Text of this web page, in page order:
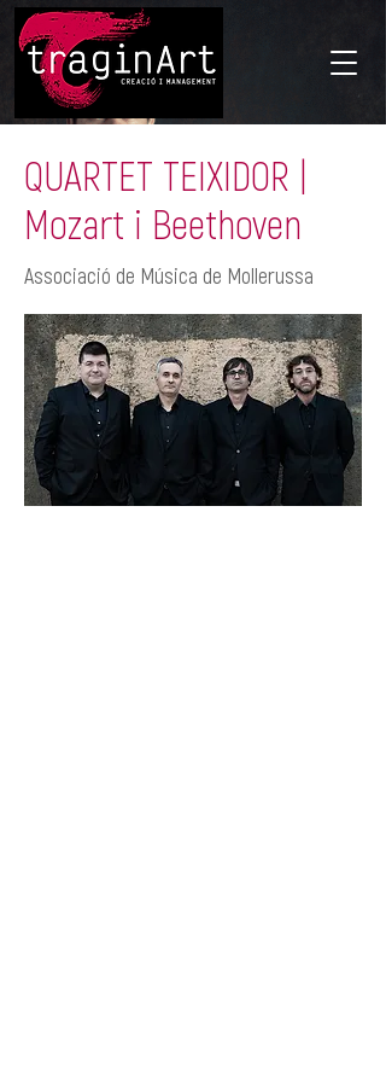
QUARTET TEIXIDOR |
Mozart i Beethoven
Associació de Música de Mollerussa